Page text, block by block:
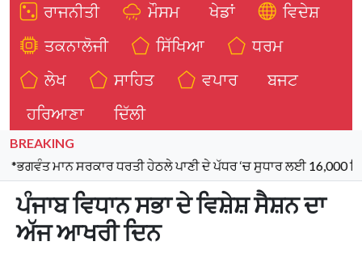
ਰਾਜਨੀਤੀ
ਮੌਸਮ ਖੇਡਾਂ
ਵਿਦੇਸ਼
ਤਕਨਾਲੋਜੀ
ਸਿੱਖਿਆ
ਧਰਮ
ਲੇਖ
ਸਾਹਿਤ ਵਪਾਰ
ਬਜਟ
ਹਰਿਆਣਾ
ਦਿੱਲੀ
BREAKING
ਸਰਕਾਰ ਧਰਤੀ ਹੇਠਲੇ ਪਾਣੀ ਦੇ ਪੱਧਰ ‘ਚ ਸੁਧਾਰ ਲਈ 16,000 ਕਿਲੋਮੀਟਰ
ਪੰਜਾਬ ਵਿਧਾਨ ਸਭਾ ਦੇ ਵਿਸ਼ੇਸ਼ ਸੈਸ਼ਨ ਦਾ
ਅੱਜ ਆਖਰੀ ਦਿਨ